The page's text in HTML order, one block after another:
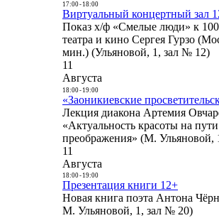
17:00- 18:00
Виртуальный концертный зал
Показ х/ф «Смелые люди» к
театра и кино Сергея Гурзо
мин.) (Ульяновой, 1, зал № 12)
11
Августа
18:00- 19:00
«Заоникиевские
Лекция диакона Артемия
«Актуальность красоты на
преображения» (М. Ульяновой,
11
Августа
18:00- 19:00
Презентация книги 12+
Новая книга поэта Антона
М. Ульяновой, 1, зал № 20)